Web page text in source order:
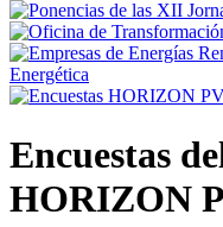
Encuestas
HORIZON